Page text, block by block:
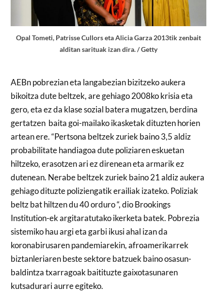
Opal Tometi, Patrisse Cullors eta Alicia Garza 2013tik zenbait
alditan sarituak izan dira. / Getty
AEBn pobrezian eta langabezian bizitzeko aukera
bikoitza dute beltzek, are gehiago 2008ko krisia eta
gero, eta ez da klase sozial batera mugatzen, berdina
gertatzen baita goi-mailako ikasketak dituzten horien
artean ere. “Pertsona beltzek zuriek baino 3,5 aldiz
probabilitate handiagoa dute poliziaren eskuetan
hiltzeko, erasotzen ari ez direnean eta armarik ez
dutenean. Nerabe beltzek zuriek baino 21 aldiz aukera
gehiago dituzte poliziengatik erailiak izateko. Poliziak
beltz bat hiltzen du 40 orduro “, dio Brookings
Institution-ek argitaratutako ikerketa batek. Pobrezia
sistemiko hau argi eta garbi ikusi ahal izan da
koronabirusaren pandemiarekin, afroamerikarrek
biztanleriaren beste sektore batzuek baino osasun-
baldintza txarragoak baitituzte gaixotasunaren
kutsadurari aurre egiteko.